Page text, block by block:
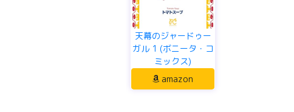
天幕のジャードゥー
ガル 1 (ボニータ・コ
ミックス)
amazon